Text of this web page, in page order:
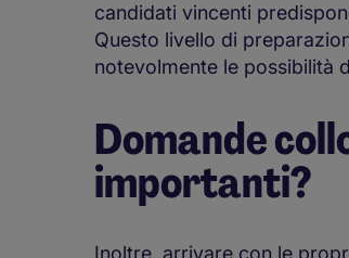
candidati vincenti
Questo livello di
notevolmente le possibilità
Domande
importanti?
Inoltre, arrivare con le